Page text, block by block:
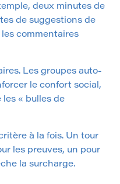
deux minutes de
de suggestions de
commentaires
Les groupes auto-
le confort social,
« bulles de
à la fois. Un tour
les preuves, un pour
la surcharge.